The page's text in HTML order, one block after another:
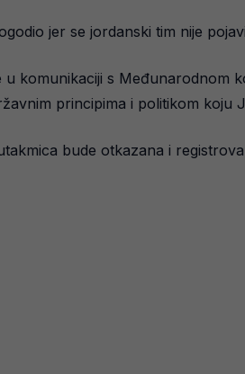
jer se jordanski tim nije
komunikaciji s Međunarodnom
principima i politikom koju
bude otkazana i